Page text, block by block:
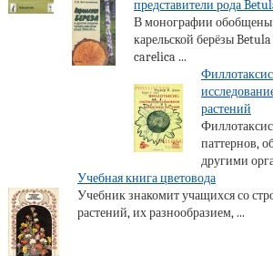
представители рода
В монографии обобщены
карельской берёзы
carelica ...
растений
паттернов,
другими
Учебная книга цветовода
Учебник знакомит учащихся со
растений, их разнообразием, ...